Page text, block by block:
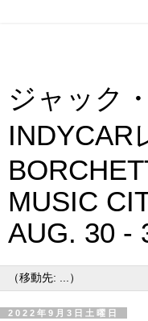
ジャック
INDYCAR
MUSIC
AUG. 30 -
2022年9月3日土曜日